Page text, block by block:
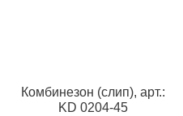
Комбинезон (слип), арт.:
KD 0204-45